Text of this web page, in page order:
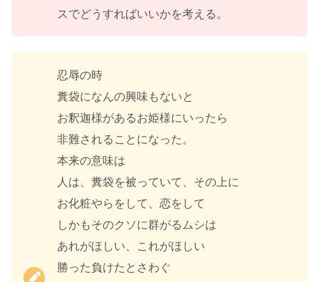
スでどうすればいいかを考える。
忍辱の時
糞袋になんの興味もないと
お釈迦様があるお姫様にいったら
非難されることになった。
本来の意味は
人は、糞袋を被っていて、その上に
お化粧やらをして、恋をして
しかもそのクソに群がるムシは
あれがほしい、これがほしい
勝った負けたとさわぐ